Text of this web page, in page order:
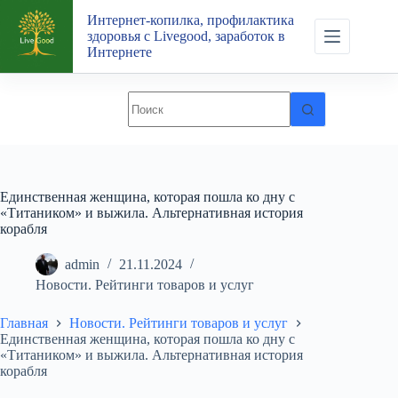
Перейти
сути
Интернет-копилка, профилактика
здоровья с Livegood, заработок в
Интернете
Единственная женщина, которая пошла ко дну с
«Титаником» и выжила. Альтернативная история
корабля
admin
21.11.2024
Новости. Рейтинги товаров и услуг
Главная
Новости. Рейтинги товаров и услуг
Единственная женщина, которая пошла ко дну с
«Титаником» и выжила. Альтернативная история
корабля